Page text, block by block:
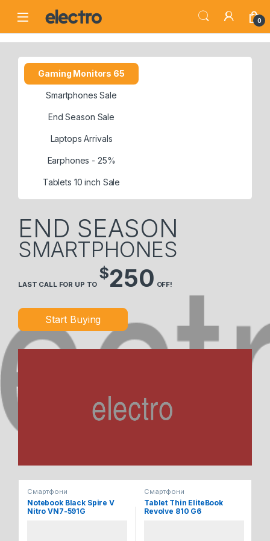
0
END SEASON
SMARTPHONES
LAST CALL FOR UP TO
$250 OFF!
Start Buying
Gaming Monitors 65
Smartphones Sale
End Season Sale
Laptops Arrivals
Earphones - 25%
Tablets 10 inch Sale
Смартфони
Notebook Black Spire V
Nitro VN7-591G
Смартфони
Tablet Thin EliteBook
Revolve 810 G6